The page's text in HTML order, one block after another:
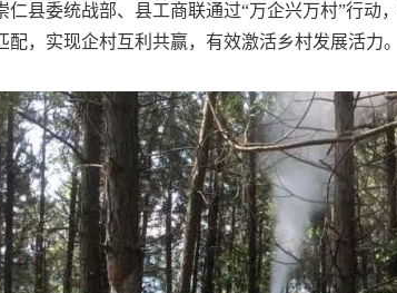
仁县委统战部、县工商联通过“万企兴万村”行动
配，实现企村互利共赢，有效激活乡村发展活力。